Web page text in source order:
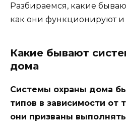
Разбираемся, какие
как они функционируют и
Какие бывают
дома
Системы охраны дома
типов в зависимости от
они призваны